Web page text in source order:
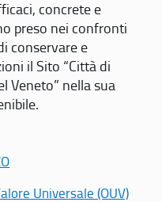
concrete e
preso nei confronti
conservare e
il Sito “Città di
Veneto” nella sua
Universale (OUV)